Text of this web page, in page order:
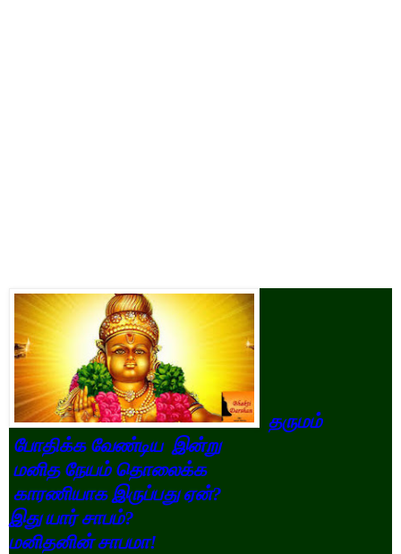
தருமம்
போதிக்க வேண்டிய இன்று
மனித நேயம் தொலைக்க
காரணியாக இருப்பது ஏன்?
இது யார் சாபம்?
மனிதனின் சாபமா!